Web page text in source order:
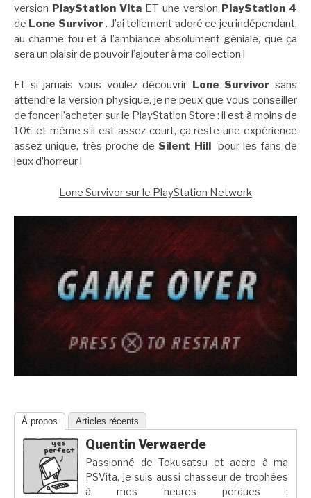
version PlayStation Vita ET une version PlayStation 4
de Lone Survivor. J’ai tellement adoré ce jeu indépendant,
au charme fou et à l’ambiance absolument géniale, que ça
sera un plaisir de pouvoir l’ajouter à ma collection !
Et si jamais vous voulez découvrir Lone Survivor sans
attendre la version physique, je ne peux que vous conseiller
de foncer l’acheter sur le PlayStation Store : il est à moins de
10€ et même s’il est assez court, ça reste une expérience
assez unique, très proche de Silent Hillpour les fans de
jeux d’horreur !
Lone Survivor sur le PlayStation Network
À propos Articles récents
Quentin Verwaerde
Passionné de Tokusatsu et accro à ma
PSVita, je suis aussi chasseur de trophées
à mes heures perdues :